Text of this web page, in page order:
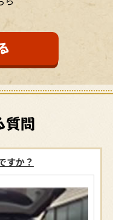
質問
すか？